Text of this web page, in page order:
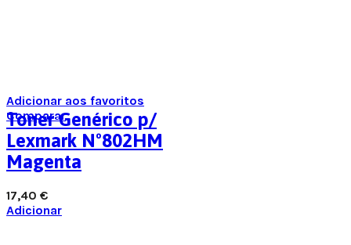
Adicionar aos favoritos
Comparar
Toner Genérico p/
Lexmark Nº802HM
Magenta
17,40 €
Adicionar